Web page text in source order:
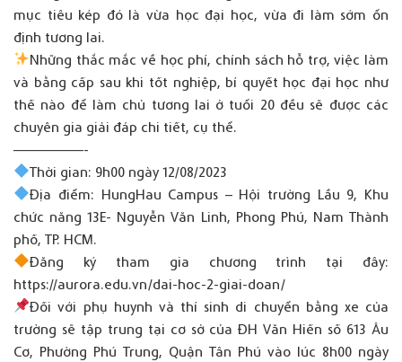
mục tiêu kép đó là vừa học đại học, vừa đi làm sớm ổn
định tương lai.
Những thắc mắc về học phí, chính sách hỗ trợ, việc làm
và bằng cấp sau khi tốt nghiệp, bí quyết học đại học như
thế nào để làm chủ tương lai ở tuổi 20 đều sẽ được các
chuyên gia giải đáp chi tiết, cụ thể.
——————-
Thời gian: 9h00 ngày 12/08/2023
Địa điểm: HungHau Campus – Hội trường Lầu 9, Khu
chức năng 13E- Nguyễn Văn Linh, Phong Phú, Nam Thành
phố, TP. HCM.
Đăng ký tham gia chương trình tại đây:
https://aurora.edu.vn/dai-hoc-2-giai-doan/
Đối với phụ huynh và thí sinh di chuyển bằng xe của
trường sẽ tập trung tại cơ sở của ĐH Văn Hiến số 613 Âu
Cơ, Phường Phú Trung, Quận Tân Phú vào lúc 8h00 ngày